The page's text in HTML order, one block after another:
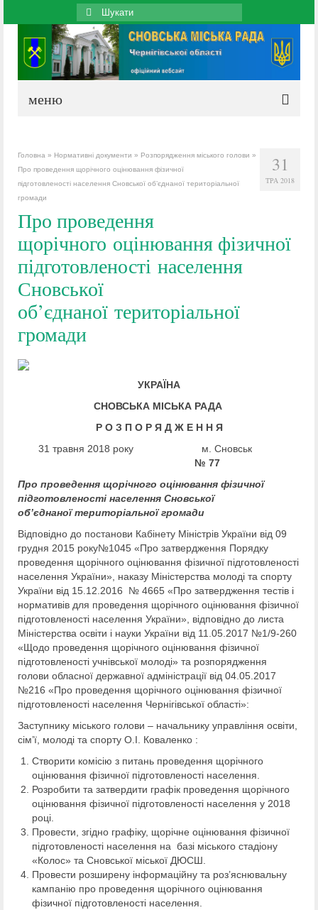
Search
for:
меню
31
ТРА 2018
Головна » Нормативні документи » Розпорядження міського голови »
Про проведення щорічного оцінювання фізичної
підготовленості населення Сновської об’єднаної територіальної
громади
Про проведення
щорічного оцінювання фізичної
підготовленості населення
Сновської
об’єднаної територіальної
громади
УКРАЇНА
СНОВСЬКА МІСЬКА РАДА
Р О З П О Р Я Д Ж Е Н Н Я
31 травня 2018 року м. Сновськ
№ 77
Про проведення щорічного оцінювання фізичної
підготовленості населення Сновської
об’єднаноїтериторіальної громади
Відповідно до постанови Кабінету Міністрів України від 09
грудня 2015 року№1045 «Про затвердження Порядку
проведення щорічного оцінювання фізичної підготовленості
населення України», наказу Міністерства молоді та спорту
України від 15.12.2016 № 4665 «Про затвердження тестів і
нормативів для проведення щорічного оцінювання фізичної
підготовленості населення України», відповідно до листа
Міністерства освіти і науки України від 11.05.2017 №1/9-260
«Щодо проведення щорічного оцінювання фізичної
підготовленості учнівської молоді» та розпорядження
голови обласної державної адміністрації від 04.05.2017
№216 «Про проведення щорічного оцінювання фізичної
підготовленості населення Чернігівської області»:
Заступнику міського голови – начальнику управління освіти,
сім’ї, молоді та спорту О.І. Коваленко :
Створити комісію з питань проведення щорічного
оцінювання фізичної підготовленості населення.
Розробити та затвердити графік проведення щорічного
оцінювання фізичної підготовленості населення у 2018
році.
Провести, згідно графіку, щорічне оцінювання фізичної
підготовленості населення на базі міського стадіону
«Колос» та Сновської міської ДЮСШ.
Провести розширену інформаційну та роз’яснювальну
кампанію про проведення щорічного оцінювання
фізичної підготовленості населення.